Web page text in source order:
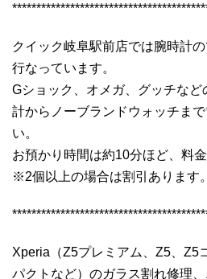
クイック岐阜駅前店では腕時計
行なっています。
Gショック、オメガ、グッチな
計からノーブランドウォッチま
い。
お預かり時間は約10分ほど、料
※2個以上の場合は割引あります。
Xperia（Z5プレミアム、Z5、Z5
パクトなど）のガラス割れ修理